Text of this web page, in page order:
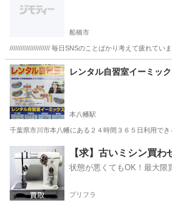
船橋市
////////////////////// 毎日SNSのことばかり考えて疲れて
千葉 船橋市 その他 状態
レンタル自習室イーミッ
本八幡駅
千葉県市川市本八幡にある２４時間３６５日利用で
千葉 市川市 本八幡駅 その他 場所
【求】古いミシン買
状態が悪くてもOK！最大限
プリフラ